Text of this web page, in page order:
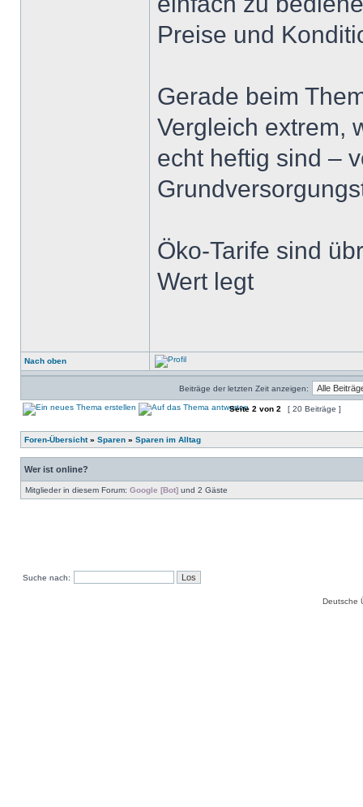
Preise und
Gerade beim
Vergleich extrem,
echt heftig sind –
Öko-Tarife sind
Wert legt
Nach oben
Beiträge der letzten Zeit anzeigen:
Seite 2 von 2 [ 20 Beiträge ]
Foren-Übersicht» Sparen » Sparen im Alltag
Wer ist online?
Mitglieder in diesem Forum: Google [Bot] und 2 Gäste
Suche nach:
Deutsche